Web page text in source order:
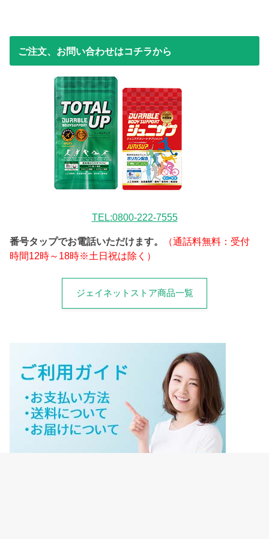
ご注文、お問い合わせはコチラから
TEL:0800-222-7555
番号タップでお電話いただけます。
（通話料無料：受付
時間12時～18時※土日祝は除く）
ジェイネットストア商品一覧